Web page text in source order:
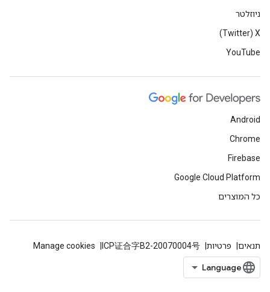
ניוזלטר
X‏ (Twitter)
YouTube
Android
Chrome
Firebase
Google Cloud Platform
כל המוצרים
תנאים פרטיות ICP证合字B2-20070004号
Manage cookies